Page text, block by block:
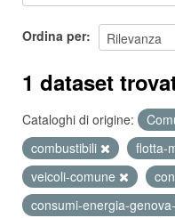
Ordina per
1 dataset
Cataloghi di origine:
combustibili
flotta-
veicoli-comune
consumi-energia-